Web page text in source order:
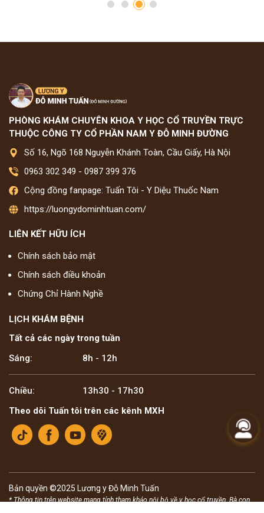
PHÒNG KHÁM CHUYÊN KHOA Y HỌC CỔ TRUYỀN TRỰC
THUỘC CÔNG TY CỔ PHẦN NAM Y ĐỖ MINH ĐƯỜNG
Số 16, Ngõ 168 Nguyễn Khánh Toàn, Cầu Giấy, Hà Nội
0963 302 349 - 0987 399 376
Cộng đồng fanpage: Tuấn Tôi - Y Diệu Thuốc Nam
https://luongydominhtuan.com/
LIÊN KẾT HỮU ÍCH
Chính sách bảo mật
Chính sách điều khoản
Chứng Chỉ Hành Nghề
LỊCH KHÁM BỆNH
Tất cả các ngày trong tuần
Sáng:
8h - 12h
Chiều:
13h30 - 17h30
Theo dõi Tuấn tôi trên các kênh MXH
Bản quyền ©2025 Lương y Đỗ Minh Tuấn
* Thông tin trên website mang tính tham khảo nội bộ về y học cổ truyền. Bà con